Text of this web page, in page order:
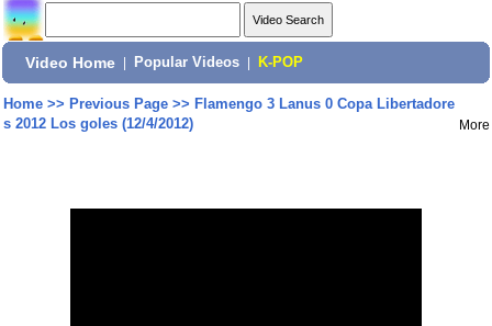
Video Home Popular Videos K-POP
Home>> Previous Page>> Flamengo 3 Lanus 0 Copa Libertadore
s 2012 Los goles (12/4/2012)
More